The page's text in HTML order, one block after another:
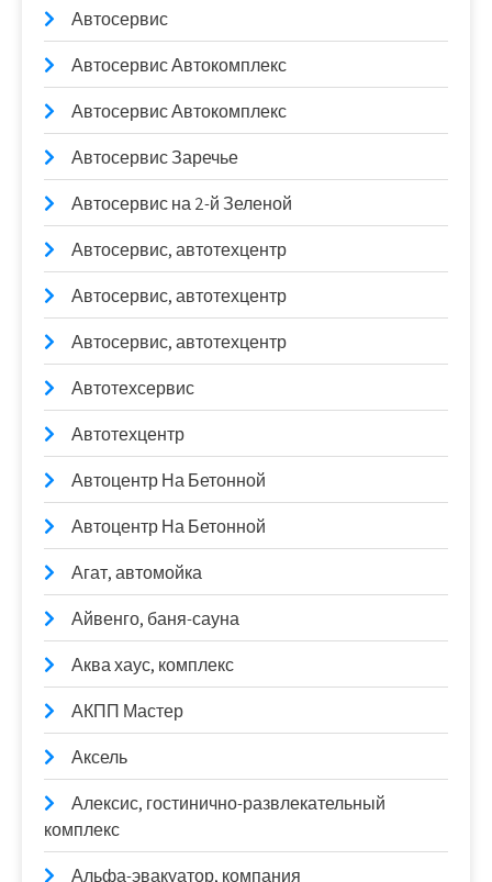
Автосервис
Автосервис Автокомплекс
Автосервис Автокомплекс
Автосервис Заречье
Автосервис на 2-й Зеленой
Автосервис, автотехцентр
Автосервис, автотехцентр
Автосервис, автотехцентр
Автотехсервис
Автотехцентр
Автоцентр На Бетонной
Автоцентр На Бетонной
Агат, автомойка
Айвенго, баня-сауна
Аква хаус, комплекс
АКПП Мастер
Аксель
Алексис, гостинично-развлекательный
комплекс
Альфа-эвакуатор, компания